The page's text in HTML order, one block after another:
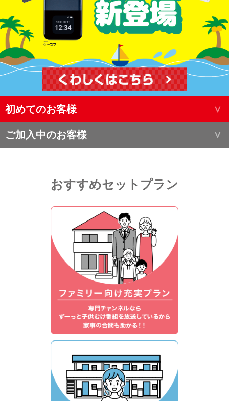
初めてのお客様
ご加入中のお客様
おすすめセットプラン